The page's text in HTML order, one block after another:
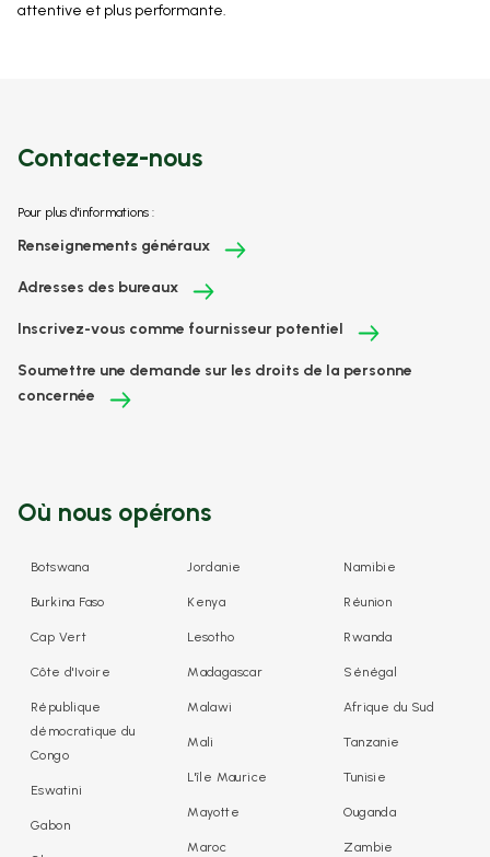
attentive et plus performante.
Contactez-nous
Pour plus d'informations :
Renseignements généraux
Adresses des bureaux
Inscrivez-vous comme fournisseur potentiel
Soumettre une demande sur les droits de la personne
concernée
Où nous opérons
Botswana
Burkina Faso
Cap Vert
Côte d'Ivoire
République
démocratique du
Congo
Eswatini
Gabon
Jordanie
Kenya
Lesotho
Madagascar
Malawi
Mali
L'île Maurice
Mayotte
Maroc
Namibie
Réunion
Rwanda
Sénégal
Afrique du Sud
Tanzanie
Tunisie
Ouganda
Zambie